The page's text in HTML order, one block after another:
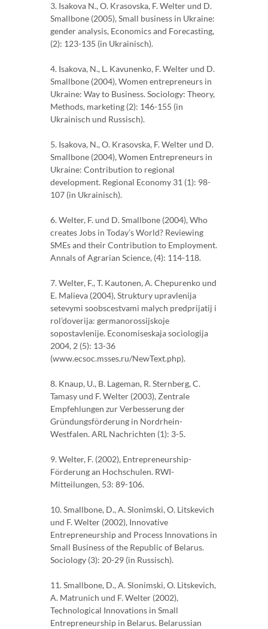
3. Isakova N., O. Krasovska, F. Welter und D.
Smallbone (2005), Small business in Ukraine:
gender analysis, Economics and Forecasting,
(2): 123-135 (in Ukrainisch).
4. Isakova, N., L. Kavunenko, F. Welter und D.
Smallbone (2004), Women entrepreneurs in
Ukraine: Way to Business. Sociology: Theory,
Methods, marketing (2): 146-155 (in
Ukrainisch und Russisch).
5. Isakova, N., O. Krasovska, F. Welter und D.
Smallbone (2004), Women Entrepreneurs in
Ukraine: Contribution to regional
development. Regional Economy 31 (1): 98-
107 (in Ukrainisch).
6. Welter, F. und D. Smallbone (2004), Who
creates Jobs in Today’s World? Reviewing
SMEs and their Contribution to Employment.
Annals of Agrarian Science, (4): 114-118.
7. Welter, F., T. Kautonen, A. Chepurenko und
E. Malieva (2004), Struktury upravlenija
setevymi soobscestvami malych predprijatij i
rol’doverija: germanorossijskoje
sopostavlenije. Economiseskaja sociologija
2004, 2 (5): 13-36
(www.ecsoc.msses.ru/NewText.php).
8. Knaup, U., B. Lageman, R. Sternberg, C.
Tamasy und F. Welter (2003), Zentrale
Empfehlungen zur Verbesserung der
Gründungsförderung in Nordrhein-
Westfalen. ARL Nachrichten (1): 3-5.
9. Welter, F. (2002), Entrepreneurship-
Förderung an Hochschulen. RWI-
Mitteilungen, 53: 89-106.
10. Smallbone, D., A. Slonimski, O. Litskevich
und F. Welter (2002), Innovative
Entrepreneurship and Process Innovations in
Small Business of the Republic of Belarus.
Sociology (3): 20-29 (in Russisch).
11. Smallbone, D., A. Slonimski, O. Litskevich,
A. Matrunich und F. Welter (2002),
Technological Innovations in Small
Entrepreneurship in Belarus. Belarussian